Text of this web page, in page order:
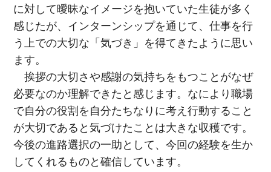
に対して曖昧なイメージを抱いていた生徒が多く
感じたが、インターンシップを通じて、仕事を行
う上での大切な「気づき」を得てきたように思い
ます。
挨拶の大切さや感謝の気持ちをもつことがなぜ
必要なのか理解できたと感じます。なにより職場
で自分の役割を自分たちなりに考え行動すること
が大切であると気づけたことは大きな収穫です。
今後の進路選択の一助として、今回の経験を生か
してくれるものと確信しています。